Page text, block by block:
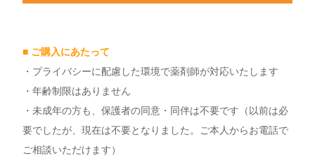
■ ご購入にあたって
・プライバシーに配慮した環境で薬剤師が対応いたします
・年齢制限はありません
・未成年の方も、保護者の同意・同伴は不要です（以前は必
要でしたが、現在は不要となりました。ご本人からお電話で
ご相談いただけます）